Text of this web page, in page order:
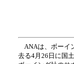
ANAは、ボーイ
去る4月26日に国